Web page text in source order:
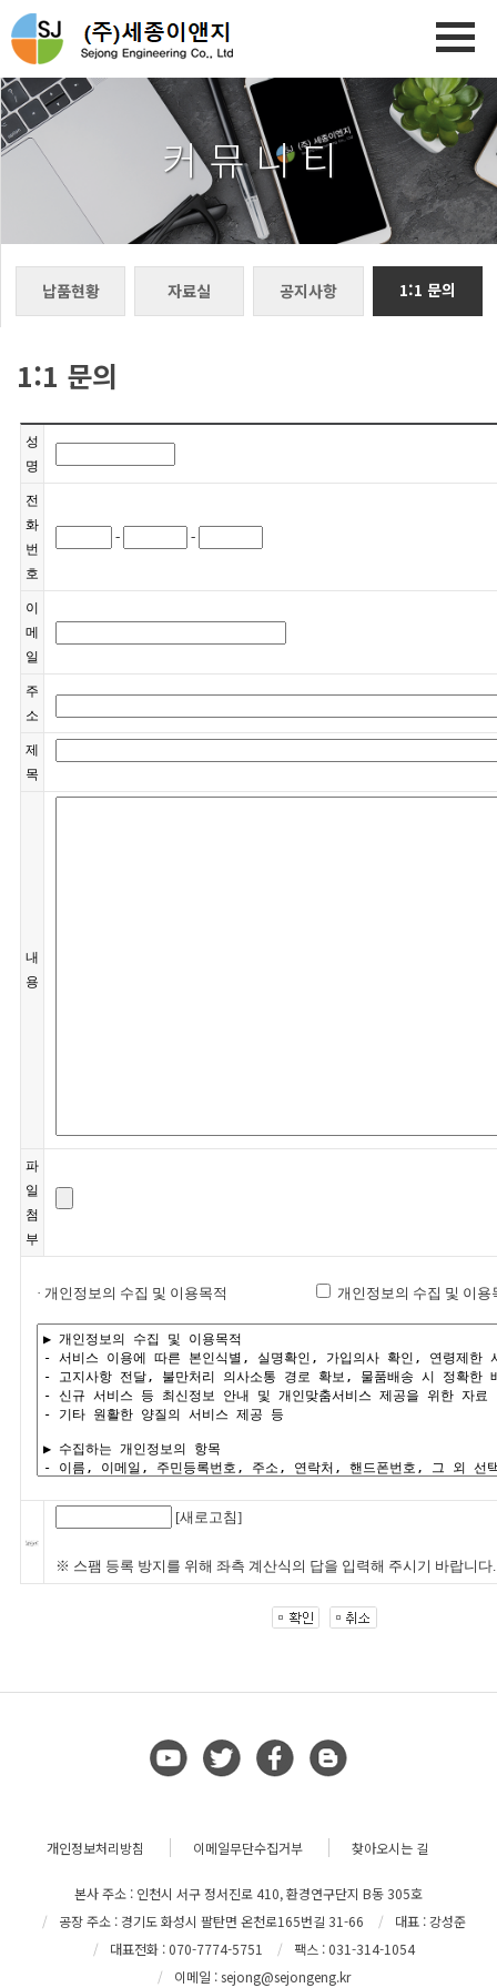
커 뮤 니 티
납품현황 자료실 공지사항 1:1 문의
1:1 문의
성
명
전
화
번
호
- -
이
메
일
주
소
제
목
내
용
파
일
첨
부
· 개인정보의 수집 및 이용목적 개인정보의 수집 및 이용
[새로고침]
※ 스팸 등록 방지를 위해 좌측 계산식의 답을 입력해 주시기 바랍니다.
개인정보처리방침 이메일무단수집거부 찾아오시는 길
본사 주소 : 인천시 서구 정서진로 410, 환경연구단지 B동 305호
공장 주소 : 경기도 화성시 팔탄면 온천로165번길 31-66
대표 : 강성준
대표전화 : 070-7774-5751
팩스 : 031-314-1054
이메일 : sejong@sejongeng.kr